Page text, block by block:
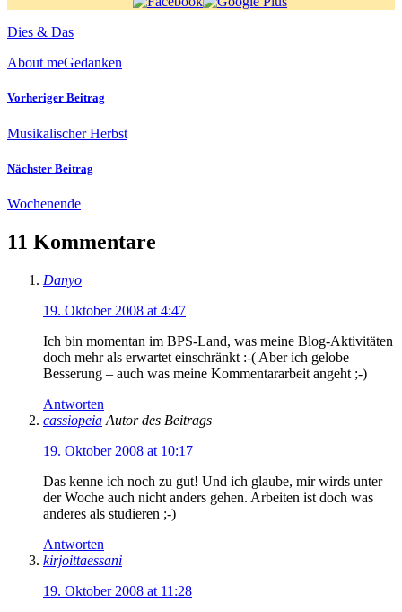
Dies & Das
About meGedanken
Vorheriger Beitrag
Musikalischer Herbst
Nächster Beitrag
Wochenende
11 Kommentare
Danyo
19. Oktober 2008 at 4:47
Ich bin momentan im BPS-Land, was meine Blog-Aktivitäten
doch mehr als erwartet einschränkt :-( Aber ich gelobe
Besserung – auch was meine Kommentararbeit angeht ;-)
Antworten
cassiopeia Autor des Beitrags
19. Oktober 2008 at 10:17
Das kenne ich noch zu gut! Und ich glaube, mir wirds unter
der Woche auch nicht anders gehen. Arbeiten ist doch was
anderes als studieren ;-)
Antworten
kirjoittaessani
19. Oktober 2008 at 11:28